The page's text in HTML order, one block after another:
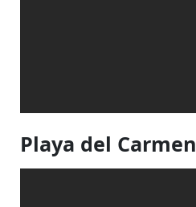
Playa del Carmen